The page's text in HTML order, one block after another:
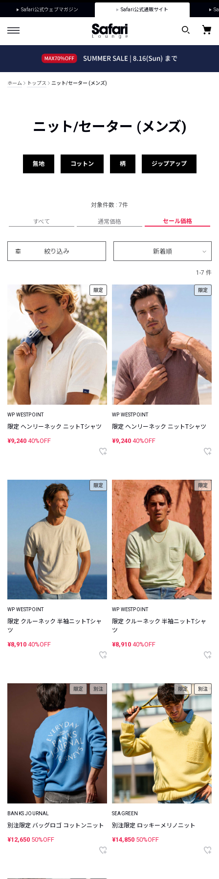
Safari公式ウェブマガジン Safari公式通販サイト
ホーム トップス ニット/セーター (メンズ)
ニット/セーター (メンズ)
無地 コットン 柄 ジップアップ
対象件数 : 7件
すべて 通常価格 セール価格
絞り込み 新着順
1-7 件
限定
WP WESTPOINT
限定 ヘンリーネック ニットTシャツ
¥9,240 40%OFF
限定
WP WESTPOINT
限定 ヘンリーネック ニットTシャツ
¥9,240 40%OFF
限定
WP WESTPOINT
限定 クルーネック 半袖ニットTシャ
ツ
¥8,910 40%OFF
限定
WP WESTPOINT
限定 クルーネック 半袖ニットTシャ
ツ
¥8,910 40%OFF
限定 別注
BANKS JOURNAL
別注限定 バッグロゴ コットンニット
¥12,650 50%OFF
限定 別注
SEAGREEN
別注限定 ロッキーメリノニット
¥14,850 50%OFF